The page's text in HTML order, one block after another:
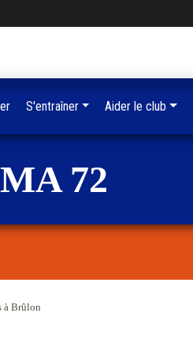
72
à Brûlon
S'entraîner Aider le club